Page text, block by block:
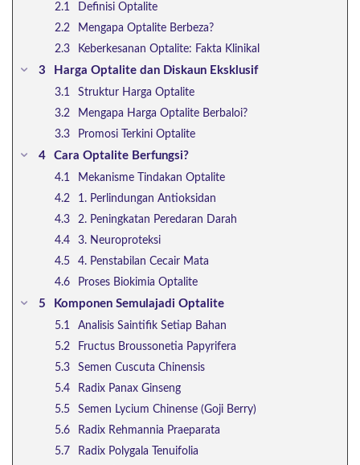
Definisi Optalite
Mengapa Optalite Berbeza?
Keberkesanan Optalite: Fakta Klinikal
Harga Optalite dan Diskaun Eksklusif
Struktur Harga Optalite
Mengapa Harga Optalite Berbaloi?
Promosi Terkini Optalite
Cara Optalite Berfungsi?
Mekanisme Tindakan Optalite
1. Perlindungan Antioksidan
2. Peningkatan Peredaran Darah
3. Neuroproteksi
4. Penstabilan Cecair Mata
Proses Biokimia Optalite
Komponen Semulajadi Optalite
Analisis Saintifik Setiap Bahan
Fructus Broussonetia Papyrifera
Semen Cuscuta Chinensis
Radix Panax Ginseng
Semen Lycium Chinense (Goji Berry)
Radix Rehmannia Praeparata
Radix Polygala Tenuifolia